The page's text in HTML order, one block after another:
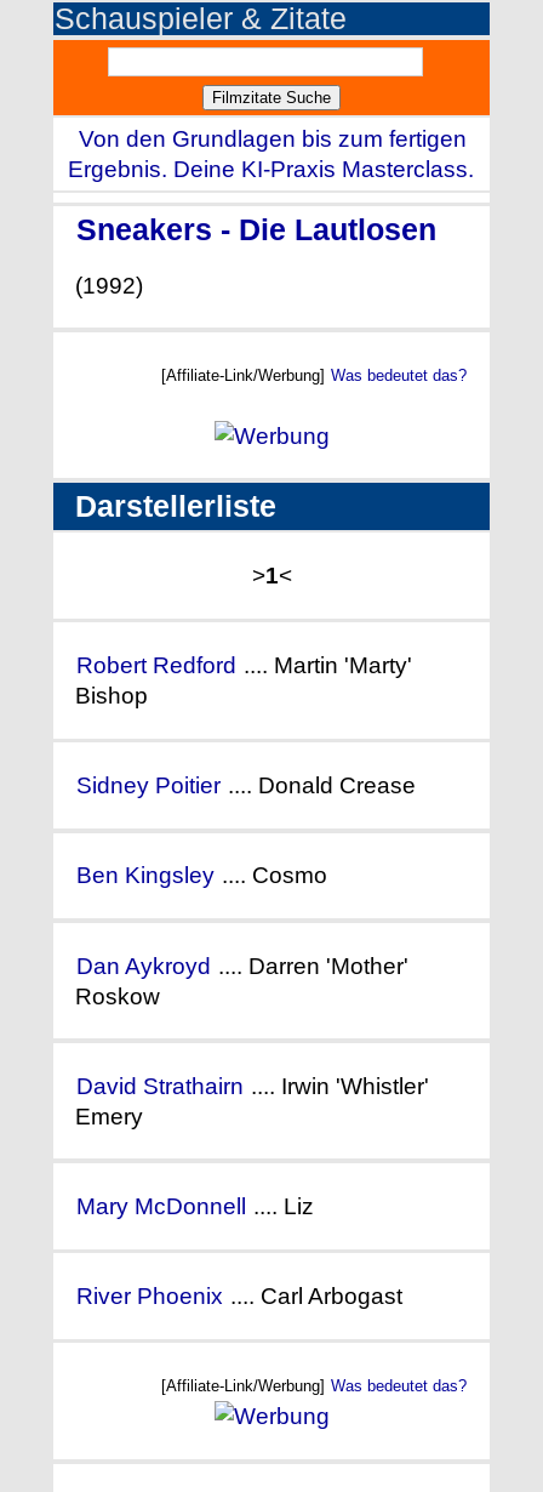
Schauspieler & Zitate
Von den Grundlagen bis zum fertigen
Ergebnis. Deine KI-Praxis Masterclass.
Sneakers - Die Lautlosen
(1992)
[Affiliate-Link/Werbung] Was bedeutet das?
Darstellerliste
>1<
Robert Redford .... Martin 'Marty'
Bishop
Sidney Poitier .... Donald Crease
Ben Kingsley .... Cosmo
Dan Aykroyd .... Darren 'Mother'
Roskow
David Strathairn .... Irwin 'Whistler'
Emery
Mary McDonnell .... Liz
River Phoenix .... Carl Arbogast
[Affiliate-Link/Werbung] Was bedeutet das?